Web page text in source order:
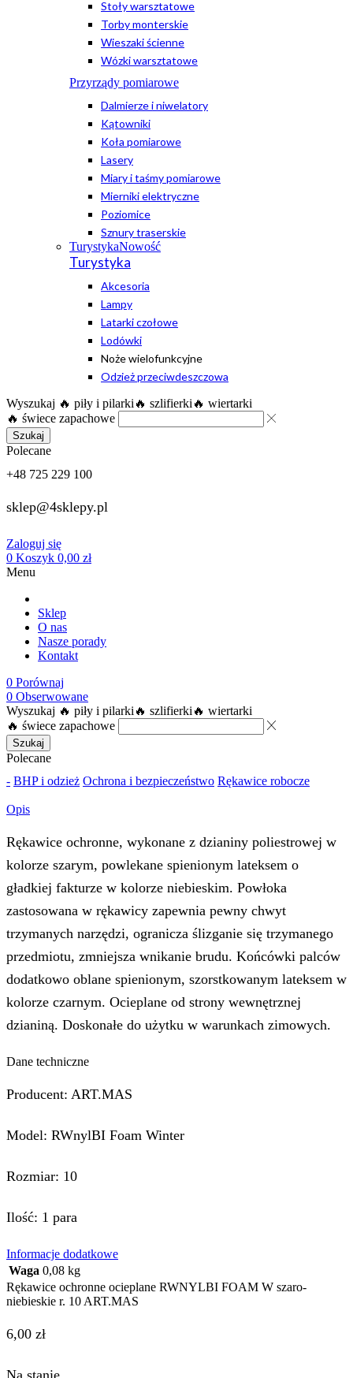
Stoły warsztatowe
Torby monterskie
Wieszaki ścienne
Wózki warsztatowe
Przyrządy pomiarowe
Dalmierze i niwelatory
Kątowniki
Koła pomiarowe
Lasery
Miary i taśmy pomiarowe
Mierniki elektryczne
Poziomice
Sznury traserskie
TurystykaNowość
Turystyka
Akcesoria
Lampy
Latarki czołowe
Lodówki
Noże wielofunkcyjne
Odzież przeciwdeszczowa
Wyszukaj 🔥 piły i pilarki 🔥 szlifierki 🔥 wiertarki
🔥 świece zapachowe
Szukaj
Polecane
+48 725 229 100
sklep@4sklepy.pl
Zaloguj się
0 Koszyk 0,00 zł
Menu
Sklep
O nas
Nasze porady
Kontakt
0 Porównaj
0 Obserwowane
Wyszukaj 🔥 piły i pilarki 🔥 szlifierki 🔥 wiertarki
🔥 świece zapachowe
Szukaj
Polecane
- BHP i odzież Ochrona i bezpieczeństwo Rękawice robocze
Opis
Rękawice ochronne, wykonane z dzianiny poliestrowej w
kolorze szarym, powlekane spienionym lateksem o
gładkiej fakturze w kolorze niebieskim. Powłoka
zastosowana w rękawicy zapewnia pewny chwyt
trzymanych narzędzi, ogranicza ślizganie się trzymanego
przedmiotu, zmniejsza wnikanie brudu. Końcówki palców
dodatkowo oblane spienionym, szorstkowanym lateksem w
kolorze czarnym. Ocieplane od strony wewnętrznej
dzianiną. Doskonałe do użytku w warunkach zimowych.
Dane techniczne
Producent: ART.MAS
Model: RWnylBI Foam Winter
Rozmiar: 10
Ilość: 1 para
Informacje dodatkowe
Waga 0,08 kg
Rękawice ochronne ocieplane RWNYLBI FOAM W szaro-
niebieskie r. 10 ART.MAS
6,00 zł
Na stanie